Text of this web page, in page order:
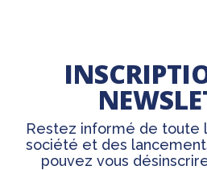
Restez informé de toute
société et des
pouvez vous